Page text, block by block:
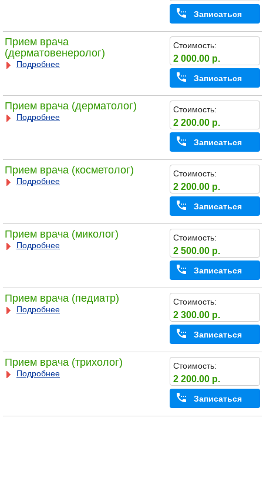
Записаться
Прием врача
(дерматовенеролог)
Подробнее
Стоимость:
2 000.00 р.
Записаться
Прием врача (дерматолог)
Подробнее
Стоимость:
2 200.00 р.
Записаться
Прием врача (косметолог)
Подробнее
Стоимость:
2 200.00 р.
Записаться
Прием врача (миколог)
Подробнее
Стоимость:
2 500.00 р.
Записаться
Прием врача (педиатр)
Подробнее
Стоимость:
2 300.00 р.
Записаться
Прием врача (трихолог)
Подробнее
Стоимость:
2 200.00 р.
Записаться